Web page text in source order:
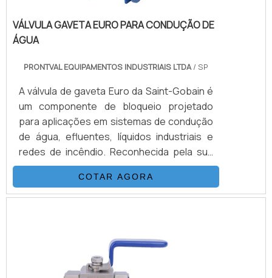
VÁLVULA GAVETA EURO PARA CONDUÇÃO DE
ÁGUA
PRONTVAL EQUIPAMENTOS INDUSTRIAIS LTDA / SP
A válvula de gaveta Euro da Saint-Gobain é
um componente de bloqueio projetado
para aplicações em sistemas de condução
de água, efluentes, líquidos industriais e
redes de incêndio. Reconhecida pela sua
robustez e confiabilidade, essa válvula é
ideal para aplicações onde se exige
estanqueidade e operação durável em
COTAR AGORA